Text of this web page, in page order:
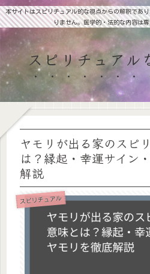
本サイトはスピリチュアル的な視点からの解釈であ
りません。医学的・法的な内容は
スピリチュアル
ヤモリが出る家のスピ
は？縁起・幸運サイン
解説
スピリチュアル